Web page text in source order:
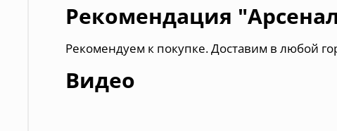
Рекомендация
Рекомендуем к покупке. Доставим в любой
Видео